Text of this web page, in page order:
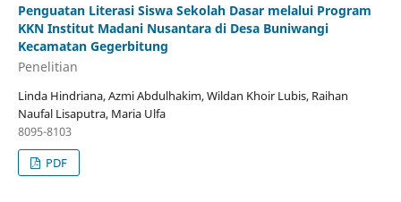
Penguatan Literasi Siswa Sekolah Dasar melalui Program
KKN Institut Madani Nusantara di Desa Buniwangi
Kecamatan Gegerbitung
Penelitian
Linda Hindriana, Azmi Abdulhakim, Wildan Khoir Lubis, Raihan
Naufal Lisaputra, Maria Ulfa
8095-8103
PDF